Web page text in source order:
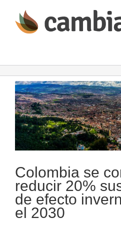
contenido
Ver
imagen
más
grande
Colombia se
reducir 20%
de efecto
el 2030